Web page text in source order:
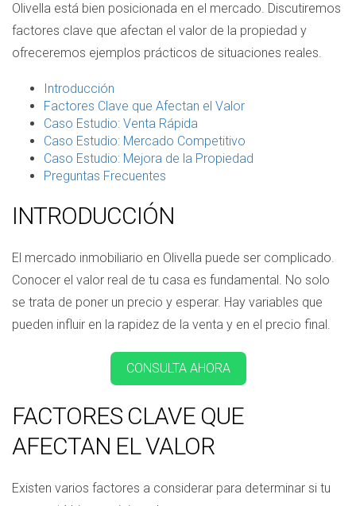
Olivella está bien posicionada en el mercado. Discutiremos
factores clave que afectan el valor de la propiedad y
ofreceremos ejemplos prácticos de situaciones reales.
Introducción
Factores Clave que Afectan el Valor
Caso Estudio: Venta Rápida
Caso Estudio: Mercado Competitivo
Caso Estudio: Mejora de la Propiedad
Preguntas Frecuentes
INTRODUCCIÓN
El mercado inmobiliario en Olivella puede ser complicado.
Conocer el valor real de tu casa es fundamental. No solo
se trata de poner un precio y esperar. Hay variables que
pueden influir en la rapidez de la venta y en el precio final.
CONSULTA AHORA
FACTORES CLAVE QUE
AFECTAN EL VALOR
Existen varios factores a considerar para determinar si tu